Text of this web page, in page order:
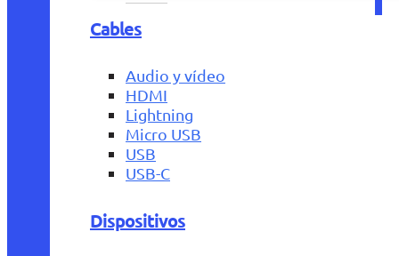
Cables
Audio y vídeo
HDMI
Lightning
Micro USB
USB
USB-C
Dispositivos